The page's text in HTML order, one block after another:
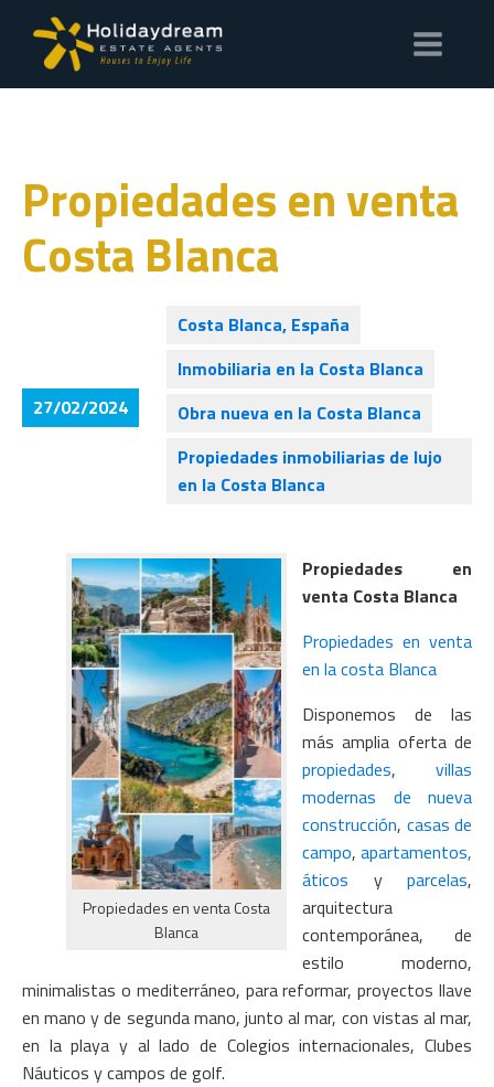
Propiedades en venta
Costa Blanca
27/02/2024
Costa Blanca, España
Inmobiliaria en la Costa Blanca
Obra nueva en la Costa Blanca
Propiedades inmobiliarias de lujo
en la Costa Blanca
Propiedades en venta Costa
Blanca
Propiedades en
venta Costa Blanca
Propiedades en venta
en la costa Blanca
Disponemos de las
más amplia oferta de
propiedades, villas
modernas de nueva
construcción, casas de
campo, apartamentos,
áticos y parcelas,
arquitectura
contemporánea, de
estilo moderno,
minimalistas o mediterráneo, para reformar, proyectos llave
en mano y de segunda mano, junto al mar, con vistas al mar,
en la playa y al lado de Colegios internacionales, Clubes
Náuticos y campos de golf.